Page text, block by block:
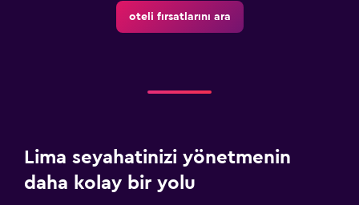
oteli fırsatlarını ara
Lima seyahatinizi yönetmenin
daha kolay bir yolu